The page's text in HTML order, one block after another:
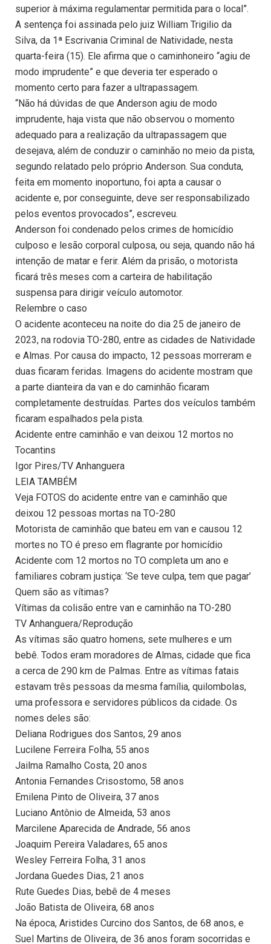
superior à máxima regulamentar permitida para o local”.
A sentença foi assinada pelo juiz William Trigilio da
Silva, da 1ª Escrivania Criminal de Natividade, nesta
quarta-feira (15). Ele afirma que o caminhoneiro “agiu de
modo imprudente” e que deveria ter esperado o
momento certo para fazer a ultrapassagem.
“Não há dúvidas de que Anderson agiu de modo
imprudente, haja vista que não observou o momento
adequado para a realização da ultrapassagem que
desejava, além de conduzir o caminhão no meio da pista,
segundo relatado pelo próprio Anderson. Sua conduta,
feita em momento inoportuno, foi apta a causar o
acidente e, por conseguinte, deve ser responsabilizado
pelos eventos provocados”, escreveu.
Anderson foi condenado pelos crimes de homicídio
culposo e lesão corporal culposa, ou seja, quando não há
intenção de matar e ferir. Além da prisão, o motorista
ficará três meses com a carteira de habilitação
suspensa para dirigir veículo automotor.
Relembre o caso
O acidente aconteceu na noite do dia 25 de janeiro de
2023, na rodovia TO-280, entre as cidades de Natividade
e Almas. Por causa do impacto, 12 pessoas morreram e
duas ficaram feridas. Imagens do acidente mostram que
a parte dianteira da van e do caminhão ficaram
completamente destruídas. Partes dos veículos também
ficaram espalhados pela pista.
Acidente entre caminhão e van deixou 12 mortos no
Tocantins
Igor Pires/TV Anhanguera
LEIA TAMBÉM
Veja FOTOS do acidente entre van e caminhão que
deixou 12 pessoas mortas na TO-280
Motorista de caminhão que bateu em van e causou 12
mortes no TO é preso em flagrante por homicídio
Acidente com 12 mortos no TO completa um ano e
familiares cobram justiça: ‘Se teve culpa, tem que pagar’
Quem são as vítimas?
Vítimas da colisão entre van e caminhão na TO-280
TV Anhanguera/Reprodução
As vítimas são quatro homens, sete mulheres e um
bebê. Todos eram moradores de Almas, cidade que fica
a cerca de 290 km de Palmas. Entre as vítimas fatais
estavam três pessoas da mesma família, quilombolas,
uma professora e servidores públicos da cidade. Os
nomes deles são:
Deliana Rodrigues dos Santos, 29 anos
Lucilene Ferreira Folha, 55 anos
Jailma Ramalho Costa, 20 anos
Antonia Fernandes Crisostomo, 58 anos
Emilena Pinto de Oliveira, 37 anos
Luciano Antônio de Almeida, 53 anos
Marcilene Aparecida de Andrade, 56 anos
Joaquim Pereira Valadares, 65 anos
Wesley Ferreira Folha, 31 anos
Jordana Guedes Dias, 21 anos
Rute Guedes Dias, bebê de 4 meses
João Batista de Oliveira, 68 anos
Na época, Aristides Curcino dos Santos, de 68 anos, e
Suel Martins de Oliveira, de 36 anos foram socorridas e